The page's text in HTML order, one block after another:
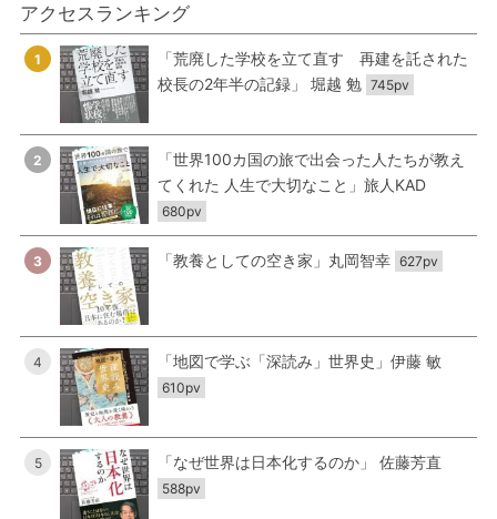
アクセスランキング
1
「荒廃した学校を立て直す 再建を託された
校長の2年半の記録」 堀越 勉 745pv
2
「世界100カ国の旅で出会った人たちが教え
てくれた 人生で大切なこと」旅人KAD
680pv
3 「教養としての空き家」丸岡智幸 627pv
4 「地図で学ぶ「深読み」世界史」伊藤 敏
610pv
5 「なぜ世界は日本化するのか」 佐藤芳直
588pv